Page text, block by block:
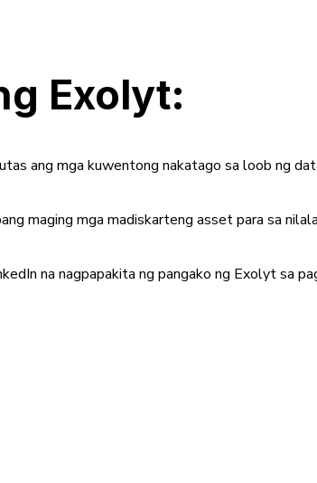
Exolyt:
ang mga kuwentong nakatago sa loob ng
maging mga madiskarteng asset para sa
na nagpapakita ng pangako ng Exolyt sa